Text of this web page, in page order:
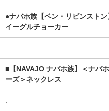
●ナバホ族【ベン・リビンスト
イーグルチョーカー
■【NAVAJO ナバホ族】＜ナバ
ーズ＞ネックレス